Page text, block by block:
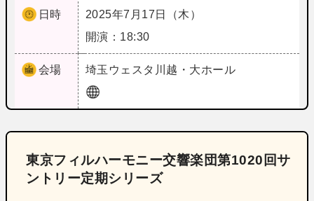
日時
2025年7月17日（木）
開演：18:30
会場 埼玉 ウェスタ川越・大ホール
東京フィルハーモニー交響楽団第1020回サ
ントリー定期シリーズ